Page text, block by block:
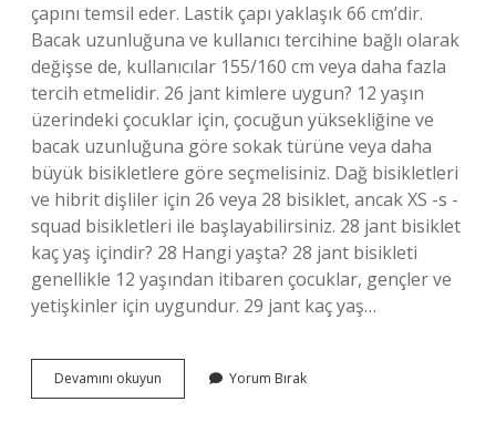
çapını temsil eder. Lastik çapı yaklaşık 66 cm’dir.
Bacak uzunluğuna ve kullanıcı tercihine bağlı olarak
değişse de, kullanıcılar 155/160 cm veya daha fazla
tercih etmelidir. 26 jant kimlere uygun? 12 yaşın
üzerindeki çocuklar için, çocuğun yüksekliğine ve
bacak uzunluğuna göre sokak türüne veya daha
büyük bisikletlere göre seçmelisiniz. Dağ bisikletleri
ve hibrit dişliler için 26 veya 28 bisiklet, ancak XS -s -
squad bisikletleri ile başlayabilirsiniz. 28 jant bisiklet
kaç yaş içindir? 28 Hangi yaşta? 28 jant bisikleti
genellikle 12 yaşından itibaren çocuklar, gençler ve
yetişkinler için uygundur. 29 jant kaç yaş…
Devamını okuyun
Jant
Yorum Bırak